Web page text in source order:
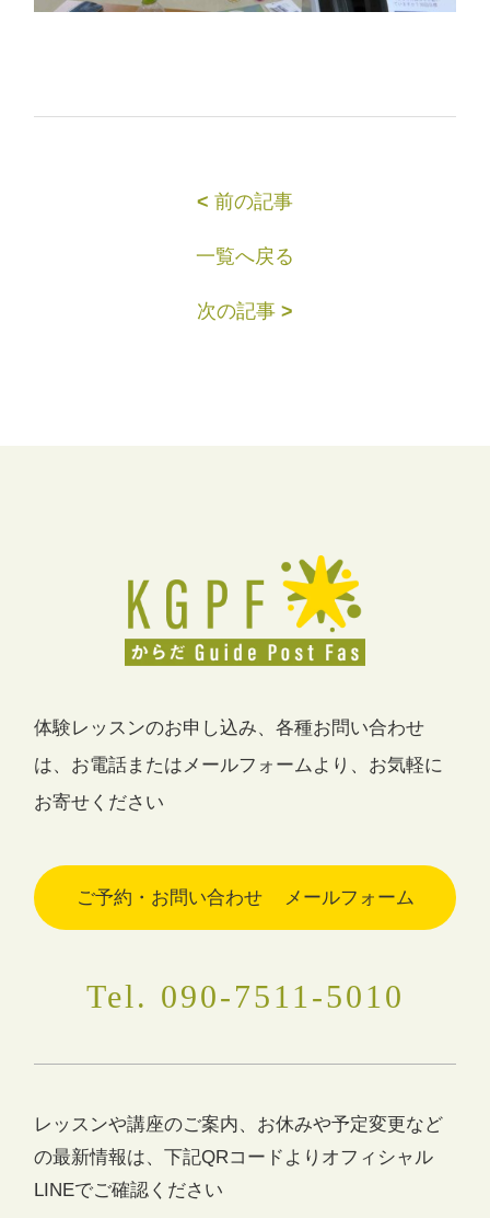
< 前の記事
一覧へ戻る
次の記事 >
体験レッスンのお申し込み、各種お問い合わせ
は、 お電話またはメールフォームより、お気軽に
お寄せください
ご予約・お問い合わせ メールフォーム
Tel. 090-7511-5010
レッスンや講座のご案内、お休みや予定変更など
の最新情報は、下記QRコードよりオフィシャル
LINEでご確認ください